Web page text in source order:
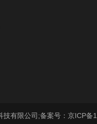
技有限公司;备案号：京ICP备